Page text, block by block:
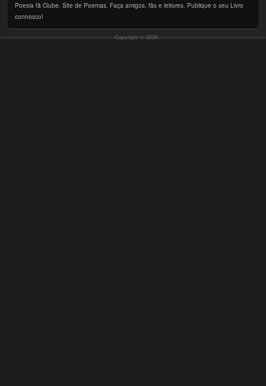
Poesia fã Clube. Site de Poemas. Faça amigos, fãs e leitores. Publique o seu Livro
connosco!
Copyright © 2026,